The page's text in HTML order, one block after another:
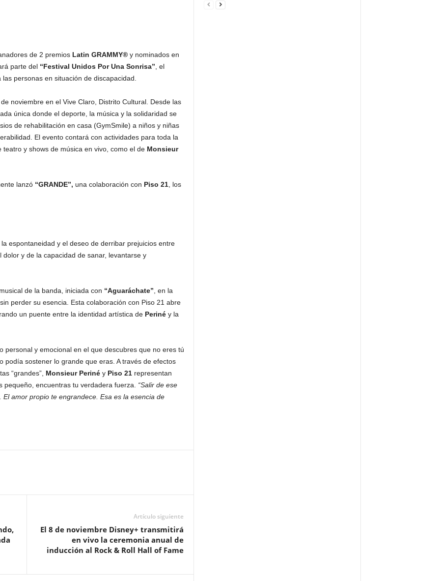
de 2 premios Latin GRAMMY®y nominados en
parte del“Festival Unidos Por Una Sonrisa” , el
personas en situación de discapacidad.
noviembre en el Vive Claro, Distrito Cultural. Desde las
única donde el deporte, la música y la solidaridad se
de rehabilitación en casa (GymSmile) a niños y niñas
El evento contará con actividades para toda la
y shows de música en vivo, como el deMonsieur
lanzó “GRANDE”, una colaboración con Piso 21, los
espontaneidad y el deseo de derribar prejuicios entre
y de la capacidad de sanar, levantarse y
de la banda, iniciada con “Aguaráchate” , en la
perder su esencia. Esta colaboración con Piso 21 abre
un puente entre la identidad artística de Perinéy la
personal y emocional en el que descubres que no eres tú
podía sostener lo grande que eras. A través de efectos
“grandes”, Monsieur Perinéy Piso 21representan
encuentras tu verdadera fuerza. “Salir de ese
amor propio te engrandece. Esa es la esencia de
Artículo siguiente
El 8 de noviembre Disney+ transmitirá
en vivo la ceremonia anual de
inducción al Rock & Roll Hall of Fame